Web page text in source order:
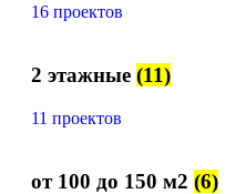
16 проектов
2 этажные (11)
11 проектов
от 100 до 150 м2 (6)